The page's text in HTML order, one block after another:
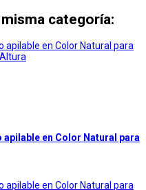
categoría:
en Color Natural para